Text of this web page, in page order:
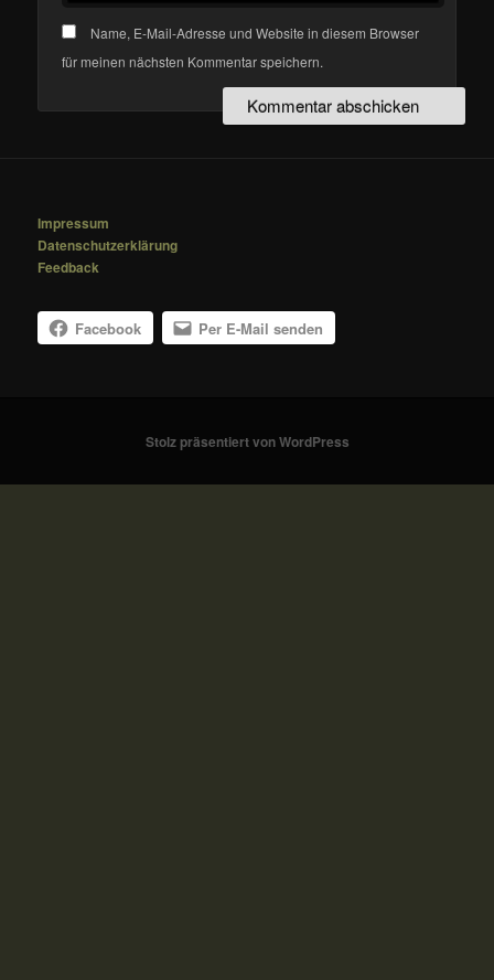
Name, E-Mail-Adresse und Website in diesem Browser
für meinen nächsten Kommentar speichern.
Impressum
Datenschutzerklärung
Feedback
Facebook Per E-Mail senden
Stolz präsentiert von WordPress